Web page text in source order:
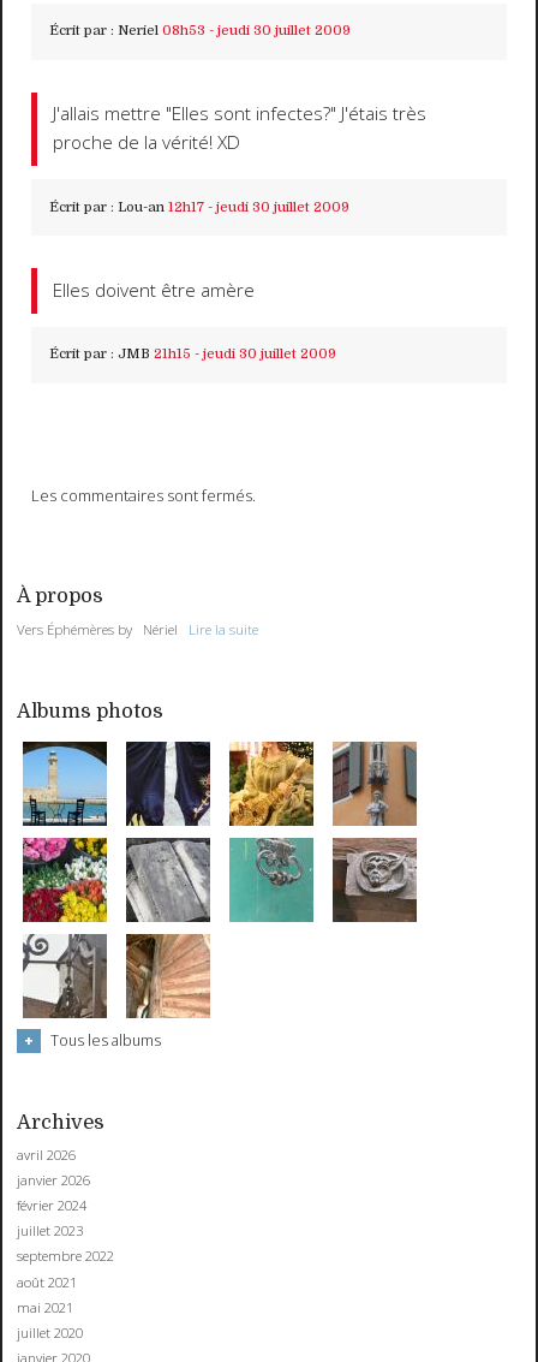
Écrit par : Neriel 08h53 - jeudi 30 juillet 2009
J'allais mettre "Elles sont infectes?" J'étais très
proche de la vérité! XD
Écrit par : Lou-an 12h17- jeudi 30 juillet 2009
Elles doivent être amère
Écrit par : JMB 21h15 - jeudi 30 juillet 2009
Les commentaires sont fermés.
À propos
Vers Éphémères by Nériel Lire la suite
Albums photos
Tous les albums
Archives
avril 2026
janvier 2026
février 2024
juillet 2023
septembre 2022
août 2021
mai 2021
juillet 2020
janvier 2020